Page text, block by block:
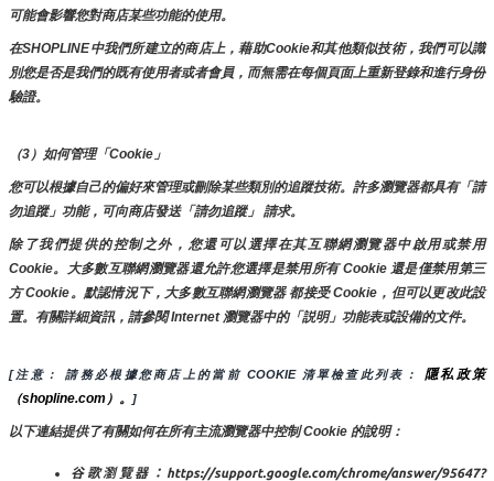
可能會影響您對商店某些功能的使用。
在SHOPLINE中我們所建立的商店上，藉助Cookie和其他類似技術，我們可以識
別您是否是我們的既有使用者或者會員，而無需在每個頁面上重新登錄和進行身份
驗證。
（3）如何管理「Cookie」
您可以根據自己的偏好來管理或刪除某些類別的追蹤技術。許多瀏覽器都具有「請
勿追蹤」功能，可向商店發送「請勿追蹤」 請求。
除了我們提供的控制之外，您還可以選擇在其互聯網瀏覽器中啟用或禁用
Cookie。大多數互聯網瀏覽器還允許您選擇是禁用所有 Cookie 還是僅禁用第三
方 Cookie。默認情況下，大多數互聯網瀏覽器 都接受 Cookie，但可以更改此設
置。有關詳細資訊，請參閱 Internet 瀏覽器中的「説明」功能表或設備的文件。
[注意： 請務必根據您商店上的當前 COOKIE 清單檢查此列表： 隱私政策
（shopline.com）。
]
以下連結提供了有關如何在所有主流瀏覽器中控制 Cookie 的說明：
谷歌瀏覽器：https://support.google.com/chrome/answer/95647?